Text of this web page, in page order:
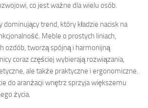
co jest ważne dla wielu osób.
trend, który kładzie nacisk na
Meble o prostych liniach,
ozdób, tworzą spójną i harmonijną
coraz częściej wybierają rozwiązania,
ale także praktyczne i ergonomiczne.
do aranżacji wnętrz sprzyja większemu
życia.